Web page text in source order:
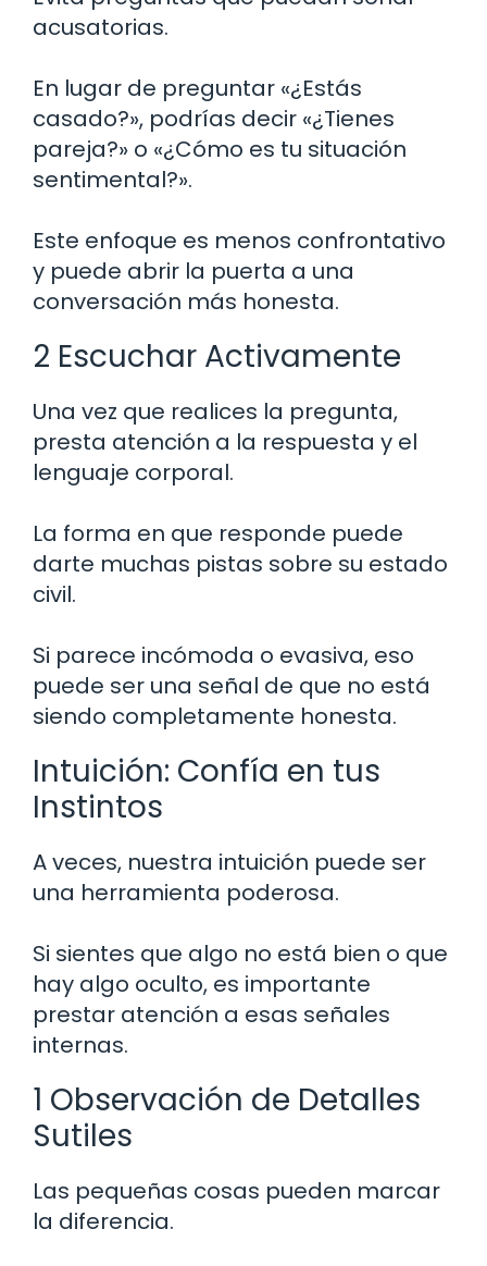
acusatorias.
En lugar de preguntar «¿Estás
casado?», podrías decir «¿Tienes
pareja?» o «¿Cómo es tu situación
sentimental?».
Este enfoque es menos confrontativo
y puede abrir la puerta a una
conversación más honesta.
2 Escuchar Activamente
Una vez que realices la pregunta,
presta atención a la respuesta y el
lenguaje corporal.
La forma en que responde puede
darte muchas pistas sobre su estado
civil.
Si parece incómoda o evasiva, eso
puede ser una señal de que no está
siendo completamente honesta.
Intuición: Confía en tus
Instintos
A veces, nuestra intuición puede ser
una herramienta poderosa.
Si sientes que algo no está bien o que
hay algo oculto, es importante
prestar atención a esas señales
internas.
1 Observación de Detalles
Sutiles
Las pequeñas cosas pueden marcar
la diferencia.